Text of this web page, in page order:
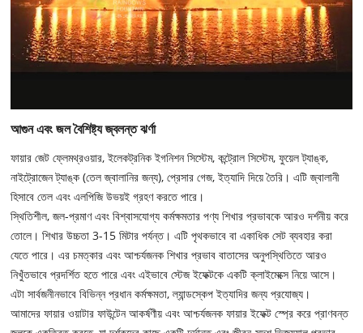
আগুন এবং জল বৈশিষ্ট্য জ্বলন্ত ঝর্ণা
ফায়ার জেট ফ্লেমথ্রওয়ার, ইলেকট্রনিক ইগনিশন সিস্টেম, কন্ট্রোল সিস্টেম, ফুয়েল ট্যাঙ্ক,
নাইট্রোজেন ট্যাঙ্ক (তেল জ্বালানির জন্য), প্রেসার গেজ, ইত্যাদি দিয়ে তৈরি। এটি জ্বালানী
হিসাবে তেল এবং এলপিজি উভয়ই গ্রহণ করতে পারে।
স্থিতিশীল, জল-প্রমাণ এবং বিশ্বাসযোগ্য কর্মক্ষমতার পণ্য শিখার প্রভাবকে আরও দর্শনীয় করে
তোলে। শিখার উচ্চতা 3-15 মিটার পর্যন্ত। এটি পৃথকভাবে বা একাধিক সেট ব্যবহার করা
যেতে পারে। এর চমত্কার এবং আশ্চর্যজনক শিখার প্রভাব বাতাসের অনুপস্থিতিতে আরও
নিখুঁতভাবে প্রদর্শিত হতে পারে এবং এইভাবে স্টেজ ইফেক্টকে একটি ক্লাইমেক্সে নিয়ে আসে।
এটা সার্বজনীনভাবে বিভিন্ন প্রধান কর্মক্ষমতা, ল্যান্ডস্কেপ ইত্যাদির জন্য প্রযোজ্য।
আমাদের ফায়ার ওয়াটার ফাউন্টেন আকর্ষণীয় এবং আশ্চর্যজনক ফায়ার ইফেক্ট স্প্রে করে প্রাণবন্ত